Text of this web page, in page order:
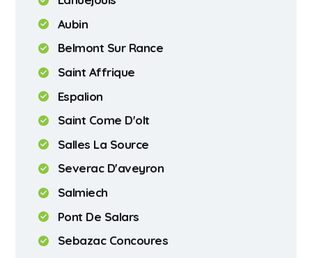
Aubin
Belmont Sur Rance
Saint Affrique
Espalion
Saint Come D'olt
Salles La Source
Severac D'aveyron
Salmiech
Pont De Salars
Sebazac Concoures